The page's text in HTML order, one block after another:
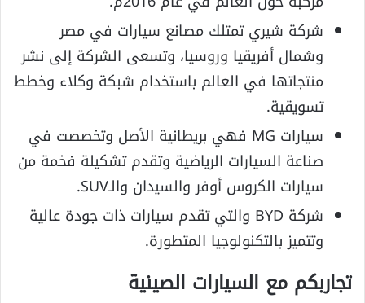
شركة شيري تمتلك مصانع سيارات في مصر
وشمال أفريقيا وروسيا، وتسعى الشركة إلى نشر
منتجاتها في العالم باستخدام شبكة وكلاء وخطط
تسويقية.
سيارات MG فهي بريطانية الأصل وتخصصت في
صناعة السيارات الرياضية وتقدم تشكيلة فخمة من
سيارات الكروس أوفر والسيدان والـSUV.
شركة BYD والتي تقدم سيارات ذات جودة عالية
وتتميز بالتكنولوجيا المتطورة.
تجاربكم مع السيارات الصينية